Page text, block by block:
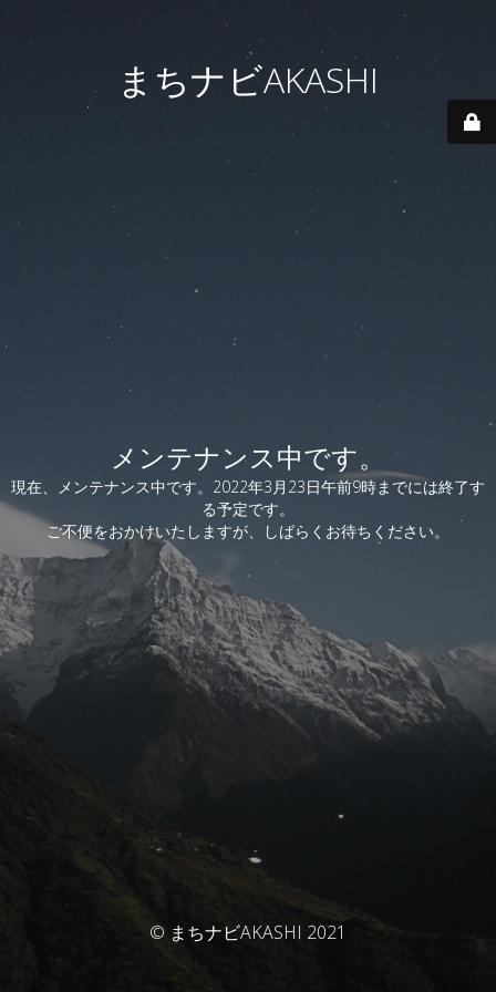
まちナビAKASHI
メンテナンス中です。
現在、メンテナンス中です。2022年3月23日午前9時までには終了す
る予定です。
ご不便をおかけいたしますが、しばらくお待ちください。
© まちナビAKASHI 2021